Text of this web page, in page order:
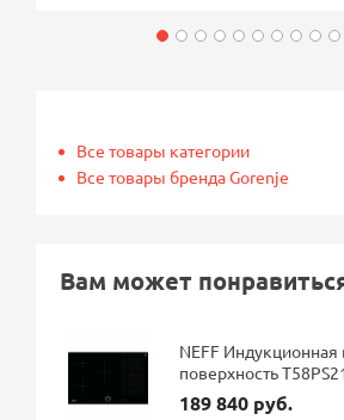
Все товары категории
Все товары бренда Gorenje
Вам может
NEFF Индукционная
поверхность
189 840 руб.